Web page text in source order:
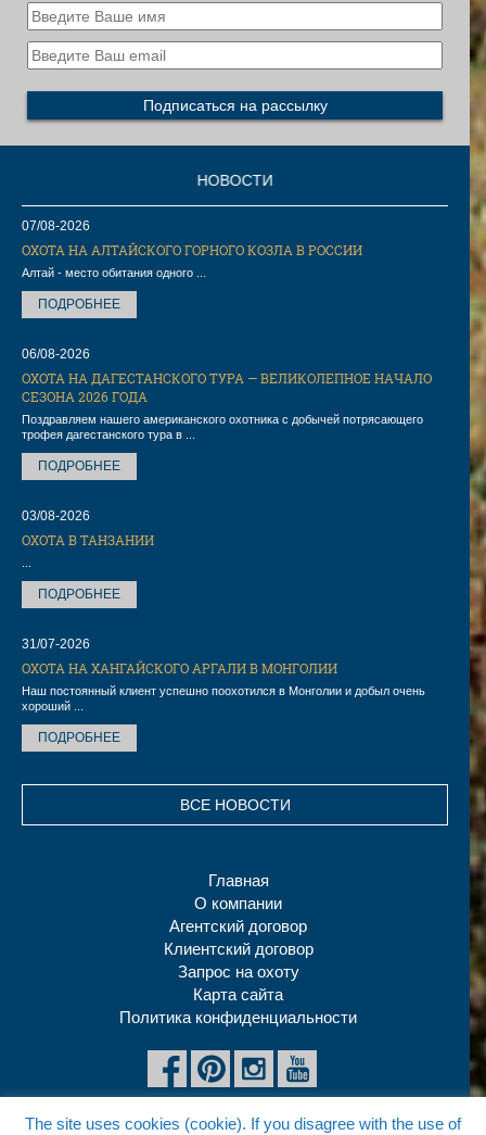
НОВОСТИ
07/08-2026
ОХОТА НА АЛТАЙСКОГО ГОРНОГО КОЗЛА В РОССИИ
Алтай - место обитания одного ...
ПОДРОБНЕЕ
06/08-2026
ОХОТА НА ДАГЕСТАНСКОГО ТУРА — ВЕЛИКОЛЕПНОЕ НАЧАЛО
СЕЗОНА 2026 ГОДА
Поздравляем нашего американского охотника с добычей потрясающего
трофея дагестанского тура в ...
ПОДРОБНЕЕ
03/08-2026
ОХОТА В ТАНЗАНИИ
ПОДРОБНЕЕ
31/07-2026
ОХОТА НА ХАНГАЙСКОГО АРГАЛИ В МОНГОЛИИ
Наш постоянный клиент успешно поохотился в Монголии и добыл очень
хороший ...
ПОДРОБНЕЕ
ВСЕ НОВОСТИ
Главная
О компании
Агентский договор
Клиентский договор
Запрос на охоту
Карта сайта
Политика конфиденциальности
Copyright © 2026 ProfiHunt Ltd, All rights reserved
The site uses cookies (cookie). If you disagree with the use of